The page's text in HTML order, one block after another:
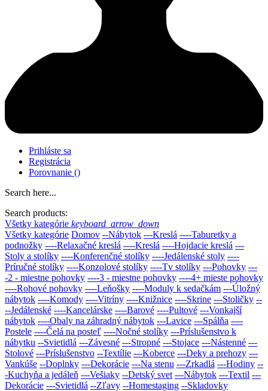
Prihláste sa
Registrácia
Porovnanie ()
Search here...
Search products:
Všetky kategórie keyboard_arrow_down
Všetky kategórie Domov --Nábytok ---Kreslá ----Taburetky a
podnožky ----Relaxačné kreslá ----Kreslá ----Hojdacie kreslá ---
Stoly a stolíky ----Konferenčné stolíky ----Jedálenské stoly ----
Príručné stolíky ----Konzolové stolíky ----Tv stolíky ---Pohovky ---
-2 - miestne pohovky ----3 - miestne pohovky ----4+ mieste pohovky
----Rohové pohovky ----Leňošky ----Moduly k sedačkám ---Úložný
nábytok ----Komody ----Vitríny ----Knižnice ----Skrine ---Stoličky --
--Jedálenské ----Kancelárske ----Barové ----Pultové ---Vonkajší
nábytok ----Obaly na záhradný nábytok ---Lavice ---Spálňa ----
Postele ----Čelá na posteľ ----Nočné stolíky ---Príslušenstvo k
nábytku --Svietidlá ---Závesné ---Stropné ---Stojace ---Nástenné ---
Stolové ---Príslušenstvo --Textílie ---Koberce ---Deky a prehozy ---
Vankúše --Doplnky ---Dekorácie ---Na stenu ---Zrkadlá ---Hodiny --
-Kuchyňa a jedáleň ---Vešiaky --Detský svet ---Nábytok ---Textil ---
Dekorácie ---Svietidlá --Zľavy --Homestaging --Skladovky